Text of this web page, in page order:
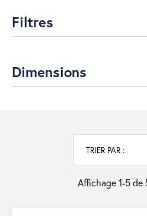
Filtres
Dimensions
TRIER PAR :
Affichage 1-5 de